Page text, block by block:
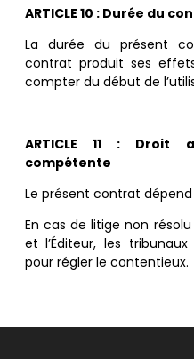
ARTICLE 10 : Durée du
La durée du présent
contrat produit ses
compter du début de
ARTICLE 11 : Droit
compétente
Le présent contrat
En cas de litige non
et l’Éditeur, les
pour régler le contentieux.